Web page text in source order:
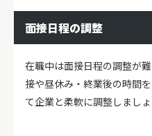
面接日程の調整
在職中は面接日程の調整が
接や昼休み・終業後の時間
て企業と柔軟に調整しましょ